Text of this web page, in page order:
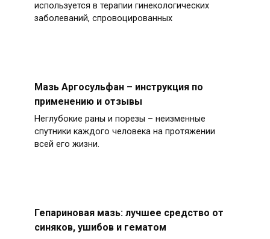
используется в терапии гинекологических
заболеваний, спровоцированных
Мазь Аргосульфан – инструкция по
применению и отзывы
Неглубокие раны и порезы – неизменные
спутники каждого человека на протяжении
всей его жизни.
Гепариновая мазь: лучшее средство от
синяков, ушибов и гематом